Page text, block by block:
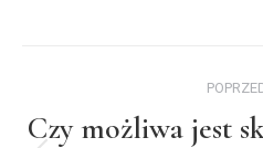
wpisów
Czy możliwa jest